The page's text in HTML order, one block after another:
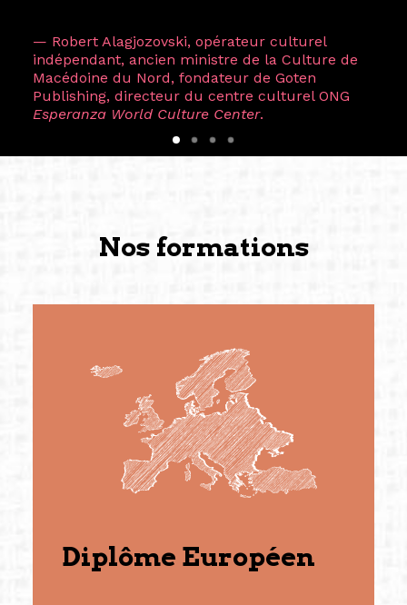
— Robert Alagjozovski, opérateur culturel
indépendant, ancien ministre de la Culture de
Macédoine du Nord, fondateur de Goten
Publishing, directeur du centre culturel ONG
Esperanza World Culture Center.
Nos formations
Diplôme Européen